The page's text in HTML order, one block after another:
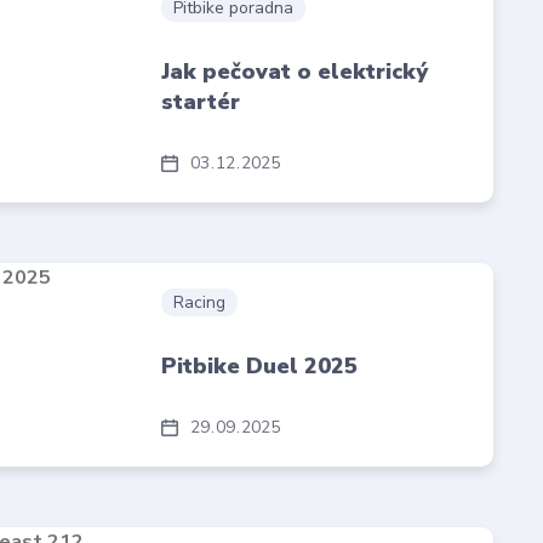
03 12 2025
Pitbike poradna
Jak pečovat o elektrický
startér
29 09 2025
Racing
Pitbike Duel 2025